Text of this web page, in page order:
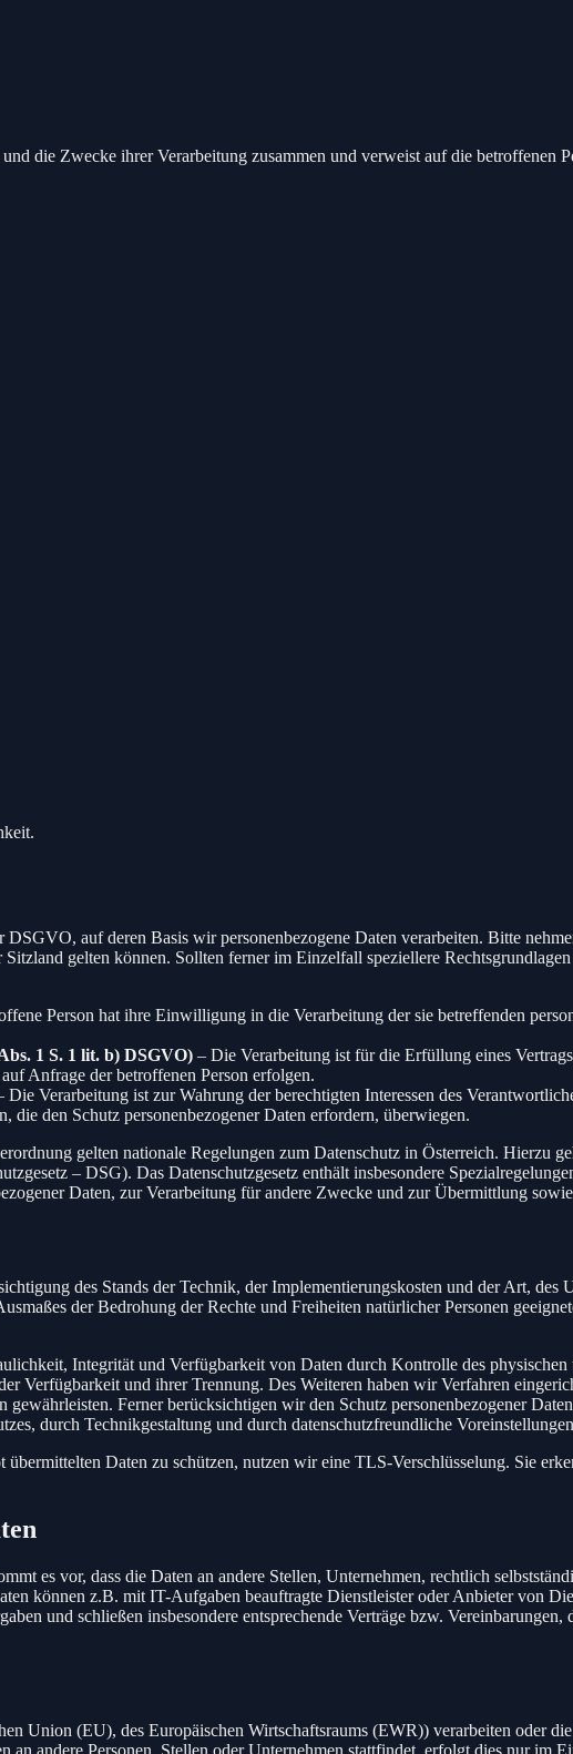
die Zwecke ihrer Verarbeitung zusammen und verweist auf die betroffenen
auf deren Basis wir personenbezogene Daten verarbeiten. Bitte
gelten können. Sollten ferner im Einzelfall speziellere
Person hat ihre Einwilligung in die Verarbeitung der sie betreffenden
1 S. 1 lit. b) DSGVO) – Die Verarbeitung ist für die Erfüllung eines
Anfrage der betroffenen Person erfolgen.
Die Verarbeitung ist zur Wahrung der berechtigten Interessen des
die den Schutz personenbezogener Daten erfordern, überwiegen.
gelten nationale Regelungen zum Datenschutz in Österreich. Hierzu
– DSG). Das Datenschutzgesetz enthält insbesondere
Daten, zur Verarbeitung für andere Zwecke und zur Übermittlung
des Stands der Technik, der Implementierungskosten und der Art,
der Bedrohung der Rechte und Freiheiten natürlicher Personen
Integrität und Verfügbarkeit von Daten durch Kontrolle des
Verfügbarkeit und ihrer Trennung. Des Weiteren haben wir Verfahren
Ferner berücksichtigen wir den Schutz personenbezogener
durch Technikgestaltung und durch datenschutzfreundliche
Daten zu schützen, nutzen wir eine TLS-Verschlüsselung. Sie
es vor, dass die Daten an andere Stellen, Unternehmen, rechtlich
können z.B. mit IT-Aufgaben beauftragte Dienstleister oder Anbieter von
und schließen insbesondere entsprechende Verträge bzw.
Union (EU), des Europäischen Wirtschaftsraums (EWR)) verarbeiten oder
andere Personen, Stellen oder Unternehmen stattfindet, erfolgt dies nur im